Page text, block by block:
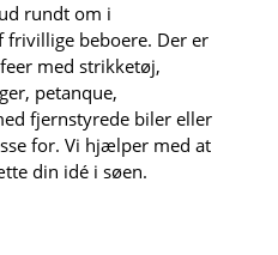
rundt om i
beboere. Der er
med strikketøj,
petanque,
fjernstyrede biler eller
for. Vi hjælper med at
din idé i søen.